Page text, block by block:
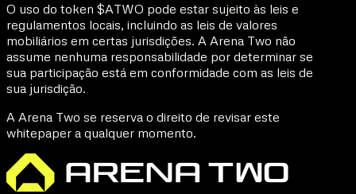
O uso do token $ATWO pode estar sujeito às leis e
regulamentos locais, incluindo as leis de valores
mobiliários em certas jurisdições. A Arena Two não
assume nenhuma responsabilidade por determinar se
sua participação está em conformidade com as leis de
sua jurisdição.
A Arena Two se reserva o direito de revisar este
whitepaper a qualquer momento.